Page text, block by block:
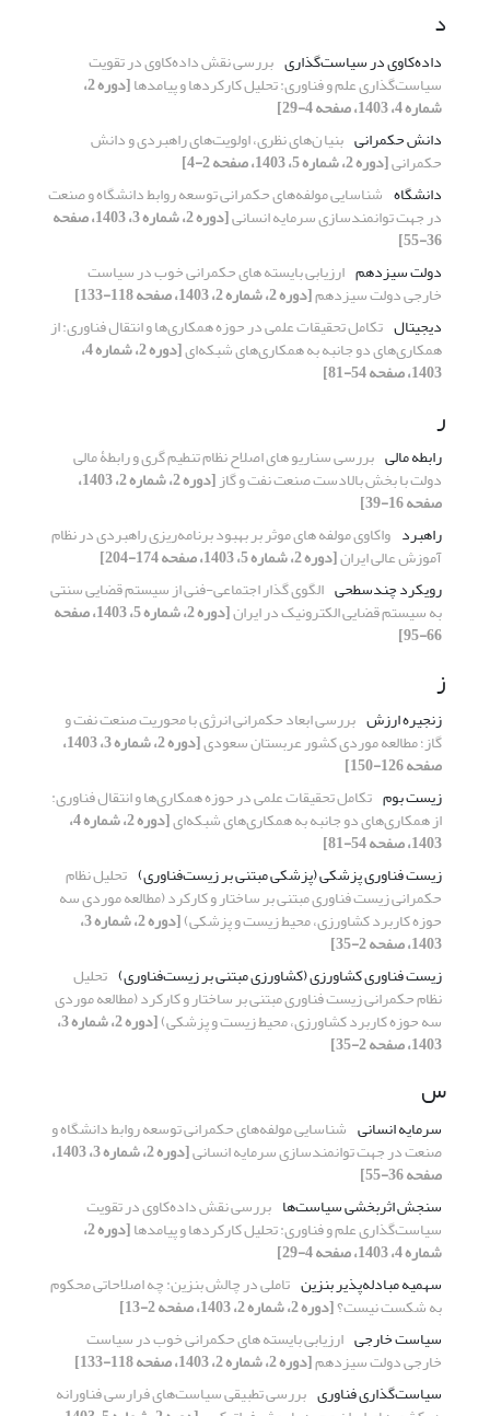
د
داده‌کاوی در سیاست‌گذاری بررسی نقش داده‌کاوی در تقویت
سیاست‌گذاری علم و فناوری: تحلیل کارکردها و پیامدها [دوره 2،
شماره 4، 1403، صفحه 4-29]
دانش حکمرانی بنیا ن‌های نظری، اولویت‌های راهبردی و دانش
حکمرانی[دوره 2، شماره 5، 1403، صفحه 2-4]
دانشگاه شناسایی مولفه‌های حکمرانی توسعه روابط دانشگاه و صنعت
در جهت توانمندسازی سرمایه انسانی [دوره 2، شماره 3، 1403، صفحه
36-55]
دولت سیزدهم ارزیابی بایسته های حکمرانی خوب در سیاست
خارجی دولت سیزدهم[دوره 2، شماره 2، 1403، صفحه 118-133]
دیجیتال تکامل تحقیقات علمی در حوزه همکاری‌ها و انتقال فناوری: از
همکاری‌های دو جانبه به همکاری‌های شبکه‌ای [دوره 2، شماره 4،
1403، صفحه 54-81]
ر
رابطه مالی بررسی سناریو های اصلاح نظام تنطیم گری و رابطۀ مالی
دولت با بخش بالادست صنعت نفت و گاز [دوره 2، شماره 2، 1403،
صفحه 16-39]
راهبرد واکاوی مولفه های موثر بر بهبود برنامه‌ریزی راهبردی در نظام
آموزش عالی ایران[دوره 2، شماره 5، 1403، صفحه 174-204]
رویکرد چندسطحی الگوی گذار اجتماعی-فنی از سیستم قضایی سنتی
به سیستم قضایی الکترونیک در ایران [دوره 2، شماره 5، 1403، صفحه
66-95]
ز
زنجیره ارزش بررسی ابعاد حکمرانی انرژی با محوریت صنعت نفت و
گاز؛ مطالعه موردی کشور عربستان سعودی [دوره 2، شماره 3، 1403،
صفحه 126-150]
زیست بوم تکامل تحقیقات علمی در حوزه همکاری‌ها و انتقال فناوری:
از همکاری‌های دو جانبه به همکاری‌های شبکه‌ای [دوره 2، شماره 4،
1403، صفحه 54-81]
زیست فناوری پزشکی (پزشکی مبتنی بر زیست‌فناوری) تحلیل نظام‌
حکمرانی زیست فناوری مبتنی بر ساختار و کارکرد (مطالعه موردی سه
حوزه کاربرد کشاورزی، محیط زیست و پزشکی) [دوره 2، شماره 3،
1403، صفحه 2-35]
زیست فناوری کشاورزی (کشاورزی مبتنی بر زیست‌فناوری) تحلیل
نظام‌ حکمرانی زیست فناوری مبتنی بر ساختار و کارکرد (مطالعه موردی
سه حوزه کاربرد کشاورزی، محیط زیست و پزشکی) [دوره 2، شماره 3،
1403، صفحه 2-35]
س
سرمایه انسانی شناسایی مولفه‌های حکمرانی توسعه روابط دانشگاه و
صنعت در جهت توانمندسازی سرمایه انسانی [دوره 2، شماره 3، 1403،
صفحه 36-55]
سنجش اثربخشی سیاست‌ها بررسی نقش داده‌کاوی در تقویت
سیاست‌گذاری علم و فناوری: تحلیل کارکردها و پیامدها [دوره 2،
شماره 4، 1403، صفحه 4-29]
سهمیه‌ مبادله‌پذیر بنزین تاملی در چالش بنزین: چه اصلاحاتی محکوم
به شکست نیست؟[دوره 2، شماره 2، 1403، صفحه 2-13]
سیاست خارجی ارزیابی بایسته های حکمرانی خوب در سیاست
خارجی دولت سیزدهم[دوره 2، شماره 2، 1403، صفحه 118-133]
سیاست‌گذاری فناوری بررسی تطبیقی سیاست‌های فرارسی فناورانه